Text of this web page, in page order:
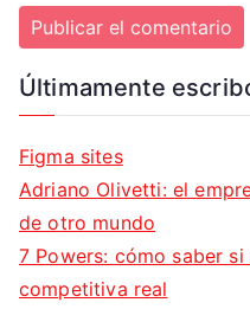
Últimamente
Figma sites
Adriano Olivetti: el
de otro mundo
7 Powers: cómo saber
competitiva real